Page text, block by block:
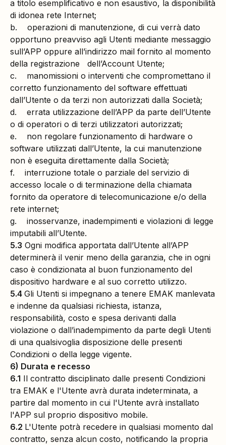
a titolo esemplificativo e non esaustivo, la disponibilità
di idonea rete Internet;
b. operazioni di manutenzione, di cui verrà dato
opportuno preavviso agli Utenti mediante messaggio
sull’APP oppure all’indirizzo mail fornito al momento
della registrazione dell’Account Utente;
c. manomissioni o interventi che compromettano il
corretto funzionamento del software effettuati
dall’Utente o da terzi non autorizzati dalla Società;
d. errata utilizzazione dell’APP da parte dell’Utente
o di operatori o di terzi utilizzatori autorizzati;
e. non regolare funzionamento di hardware o
software utilizzati dall’Utente, la cui manutenzione
non è eseguita direttamente dalla Società;
f. interruzione totale o parziale del servizio di
accesso locale o di terminazione della chiamata
fornito da operatore di telecomunicazione e/o della
rete internet;
g. inosservanze, inadempimenti e violazioni di legge
imputabili all’Utente.
5.3 Ogni modifica apportata dall’Utente all’APP
determinerà il venir meno della garanzia, che in ogni
caso è condizionata al buon funzionamento del
dispositivo hardware e al suo corretto utilizzo.
5.4 Gli Utenti si impegnano a tenere EMAK manlevata
e indenne da qualsiasi richiesta, istanza,
responsabilità, costo e spesa derivanti dalla
violazione o dall’inadempimento da parte degli Utenti
di una qualsivoglia disposizione delle presenti
Condizioni o della legge vigente.
6) Durata e recesso
6.1 Il contratto disciplinato dalle presenti Condizioni
tra EMAK e l'Utente avrà durata indeterminata, a
partire dal momento in cui l'Utente avrà installato
l'APP sul proprio dispositivo mobile.
6.2 L'Utente potrà recedere in qualsiasi momento dal
contratto, senza alcun costo, notificando la propria